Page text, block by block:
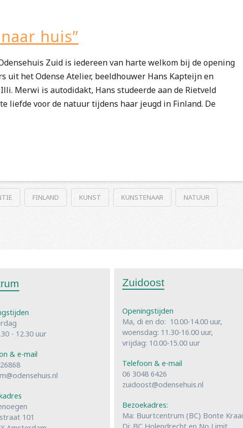
huis”
Zuid is iedereen van harte welkom bij de opening
uit het Odense Atelier, beeldhouwer Hans Kapteijn en
Merwi is autodidakt, Hans studeerde aan de Rietveld
liefde voor de natuur tijdens haar jeugd in Finland. De
FINLAND KUNST KUNSTENAAR NATUUR
- 12.30 uur
& e-mail
101
Zuidoost
Openingstijden
Ma, di en do: 10.00-14.00 uur,
woensdag: 11.30-16.00 uur,
vrijdag: 10.00-15.00 uur
Telefoon & e-mail
06 3048 6426
zuidoost@odensehuis.nl
Bezoekadres:
Ma: Buurtcentrum (BC) Bonte Kraai
Di: BC Holendrecht en No Limit